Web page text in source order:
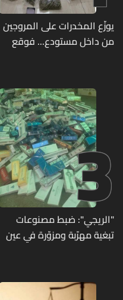
يوزّع المخدرات على المروجين
من داخل مستودع... فوقع
3
"الريجي": ضبط مصنوعات
تبغية مهرّبة ومزوّرة في عين